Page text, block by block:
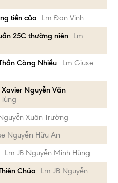
tiền của
Lm Đan Vinh
25C thường niên
Lm.
Càng Nhiều
Lm Giuse
Nguyễn Văn
Xuân Trường
Nguyễn Hữu An
Lm JB Nguyễn Minh Hùng
Chúa
Lm JB Nguyễn